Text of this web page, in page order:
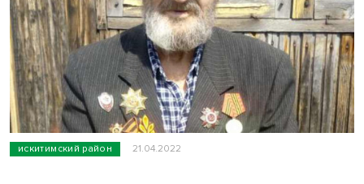
искитимский район 21.04.2022